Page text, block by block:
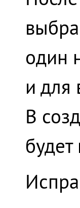
один
и для
В
будет